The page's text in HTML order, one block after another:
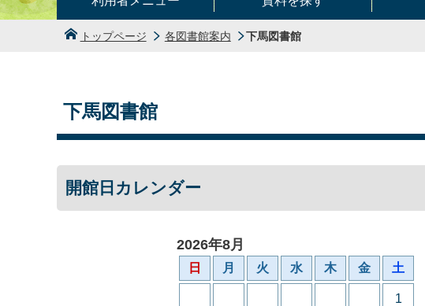
トップページ 各図書館案内 下馬図書館
下馬図書館
開館日カレンダー
2026年8月
日 月 火 水 木 金 土
1